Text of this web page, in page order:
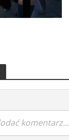
komentarz...